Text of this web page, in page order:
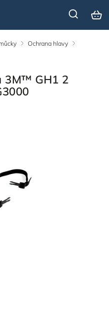
/ Ochrana hlavy /
3M™ GH1 2